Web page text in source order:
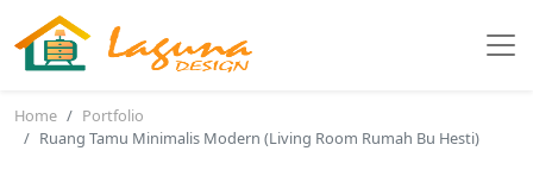
Home
Portfolio
Ruang Tamu Minimalis Modern (Living Room Rumah Bu Hesti)